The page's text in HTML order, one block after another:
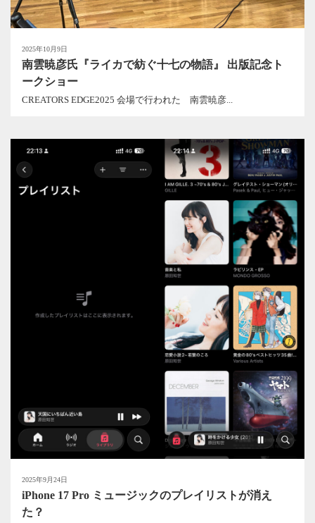
2025年10月9日
南雲暁彦氏『ライカで紡ぐ十七の物語』 出版記念ト
ークショー
CREATORS EDGE2025 会場で行われた 南雲暁彦...
2025年9月24日
iPhone 17 Pro ミュージックのプレイリストが消え
た？